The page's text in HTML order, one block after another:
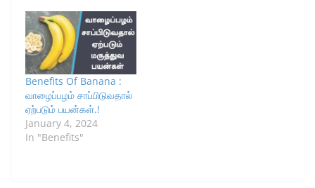
Benefits Of Banana :
வாழைப்பழம் சாப்பிடுவதால்
ஏற்படும் பயன்கள்.!
January 4, 2024
In "Benefits"